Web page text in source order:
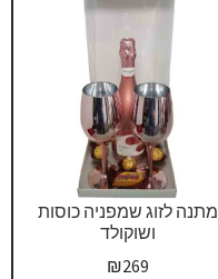
מתנה לזוג שמפניה כוסות
ושוקולד
₪269